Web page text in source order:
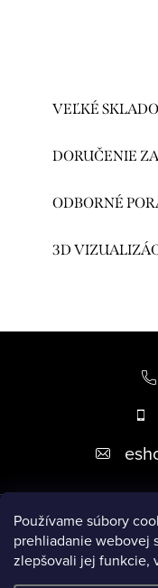
Používame súbory
prehliadanie webovej
zlepšovali jej funkcie,
VEĽKÉ
DORUČENIE
ODBORNÉ
3D
i
Informácie
Prijímame online